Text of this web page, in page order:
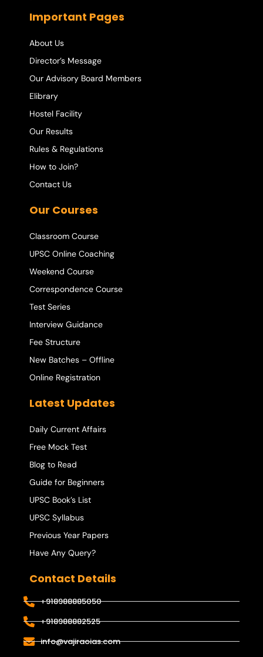
Important Pages
About Us
Director’s Message
Our Advisory Board Members
Elibrary
Hostel Facility
Our Results
Rules & Regulations
How to Join?
Contact Us
Our Courses
Classroom Course
UPSC Online Coaching
Weekend Course
Correspondence Course
Test Series
Interview Guidance
Fee Structure
New Batches – Offline
Online Registration
Latest Updates
Daily Current Affairs
Free Mock Test
Blog to Read
Guide for Beginners
UPSC Book’s List
UPSC Syllabus
Previous Year Papers
Have Any Query?
Contact Details
+918988885050
+918988882525
info@vajiraoias.com